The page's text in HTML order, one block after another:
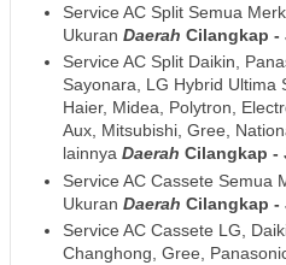
Service AC Split Semua
Ukuran Daerah Cilangkap -
Service AC Split Daikin,
Sayonara, LG Hybrid Ultima
Haier, Midea, Polytron,
Aux, Mitsubishi, Gree,
lainnya Daerah Cilangkap -
Service AC Cassete Semua
Ukuran Daerah Cilangkap -
Service AC Cassete LG,
Changhong, Gree,